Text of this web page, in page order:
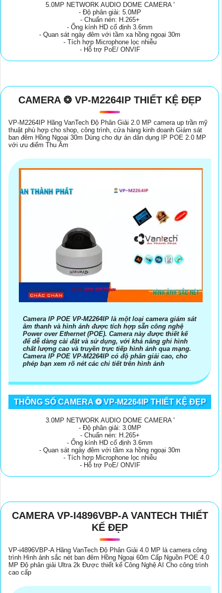
5.0MP NETWORK AUDIO DOME CAMERA '
- Độ phân giải: 5.0MP
- Chuẩn nén: H.265+
- Ống kính HD cố định 3.6mm
- Quan sát ngày đêm với tầm xa hồng ngoại 30m
- Tích hợp Microphone lọc nhiễu
- Hỗ trợ PoE/ ONVIF
CAMERA ❂ VP-M2264IP THIẾT KỆ ĐẸP
VP-M2264IP Hãng VanTech Độ Phân Giải 2.0 MP camera up trần mỹ
thuật phù hợp cho shop, công trình, cửa hàng kinh doanh Giám sát
ban đêm Hồng Ngoại 30m Dùng cho dự án dân dụng IP POE 2.0 MP
với ưu điểm Thu Âm
Camera IP POE VP-M2264IP là một loại camera giám sát
âm thanh và hình ảnh được tích hợp sẵn công nghệ
Power over Ethernet (POE). Camera này được thiết kế
để dễ dàng cài đặt và sử dụng, với khả năng ghi hình
chất lượng cao và truyền trực tiếp hình ảnh qua mạng.
Camera IP POE VP-M2264IP có độ phân giải cao, cho
phép bạn xem rõ nét các chi tiết trên hình ảnh
THÔNG SỐ CAMERA ❂ VP-M2264IP THIẾT KỆ ĐẸP
3.0MP NETWORK AUDIO DOME CAMERA '
- Độ phân giải: 3.0MP
- Chuẩn nén: H.265+
- Ống kính HD cố định 3.6mm
- Quan sát ngày đêm với tầm xa hồng ngoại 30m
- Tích hợp Microphone lọc nhiễu
- Hỗ trợ PoE/ ONVIF
CAMERA VP-I4896VBP-A VANTECH THIẾT
KẾ ĐẸP
VP-i4896VBP-A Hãng VanTech Độ Phân Giải 4.0 MP là camera công
trình Hình ảnh sắc nét ban đêm Hồng Ngoại 60m Cấp Nguồn POE 4.0
MP Độ phân giải Ultra 2k Được thiết kế Công Nghệ AI Cho công trình
cao cấp